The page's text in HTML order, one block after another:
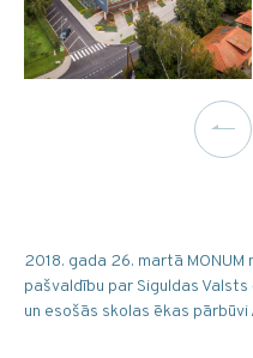
2018. gada 26. martā
pašvaldību par Siguldas
un esošās skolas ēkas pārbūvi